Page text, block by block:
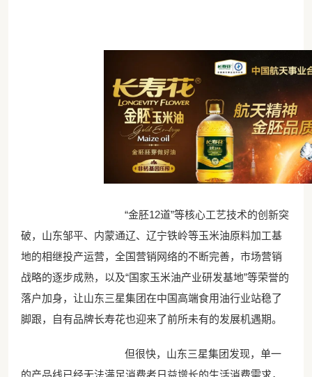
“金胚12道”等核心工艺技术的创新突
破，山东邹平、内蒙通辽、辽宁铁岭等玉米油原料加工基
地的相继投产运营，全国营销网络的不断完善，市场营销
战略的逐步成熟，以及“国家玉米油产业研发基地”等荣誉的
落户加身，让山东三星集团在中国高端食用油行业站稳了
脚跟，自有品牌长寿花也迎来了前所未有的发展机遇期。
但很快，山东三星集团发现，单一
的产品线已经无法满足消费者日益增长的生活消费需求，